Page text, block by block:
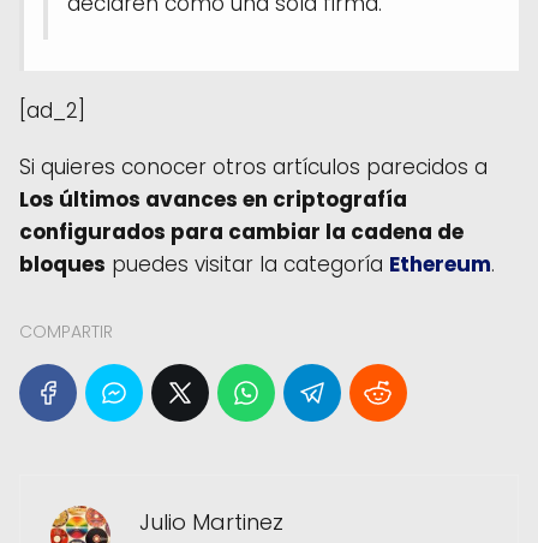
[ad_2]
Si quieres conocer otros artículos parecidos a
Los últimos avances en criptografía
configurados para cambiar la cadena de
bloques puedes visitar la categoría Ethereum.
COMPARTIR
Julio Martinez